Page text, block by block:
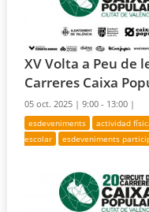
XV Volta a Peu de
Carreres Caixa
05 oct. 2025 |9:00 - 13:00 |
esdeveniments actividad
escolar
esdeveniments